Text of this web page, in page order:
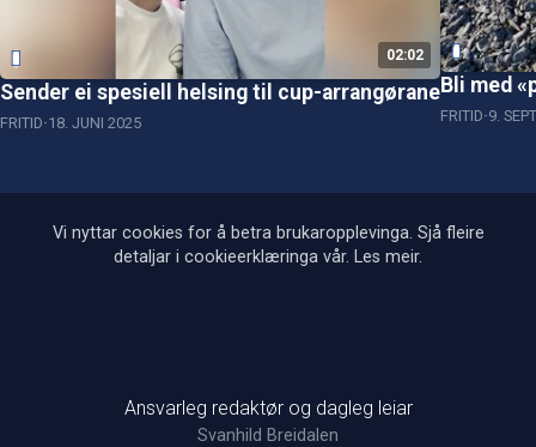
02:02
Sender ei spesiell helsing til cup-arrangørane
FRITID 18. JUNI 2025
Bli med
FRITID 9.
Vi nyttar cookies for å betra brukaropplevinga. Sjå fleire
detaljar i cookieerklæringa vår. Les meir.
Ansvarleg redaktør og dagleg leiar
Svanhild Breidalen